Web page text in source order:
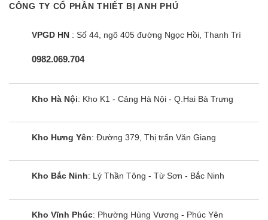
CÔNG TY CỔ PHẦN THIẾT BỊ ANH PHÚ
VPGD HN : Số 44, ngõ 405 đường Ngọc Hồi, Thanh Trì
0982.069.704
Kho Hà Nội: Kho K1 - Cảng Hà Nội - Q.Hai Bà Trưng
Kho Hưng Yên: Đường 379, Thị trấn Văn Giang
Kho Bắc Ninh: Lý Thần Tông - Từ Sơn - Bắc Ninh
Kho Vĩnh Phúc: Phường Hùng Vương - Phúc Yên